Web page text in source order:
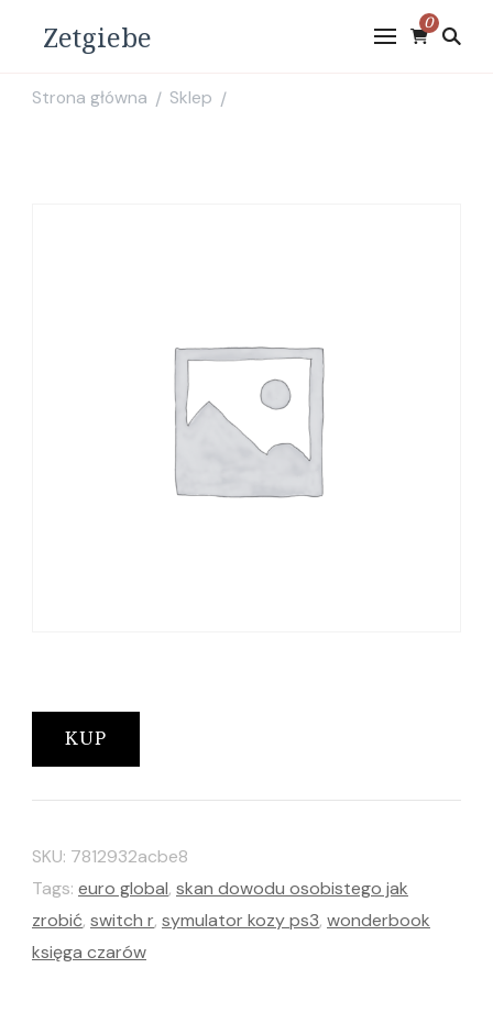
Zetgiebe 0
Strona główna / Sklep /
KUP
SKU: 7812932acbe8
Tags: euro global, skan dowodu osobistego jak
zrobić, switch r, symulator kozy ps3, wonderbook
księga czarów